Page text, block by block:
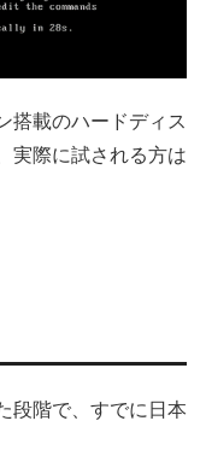
搭載のハードディス
実際に試される方は
段階で、すでに日本